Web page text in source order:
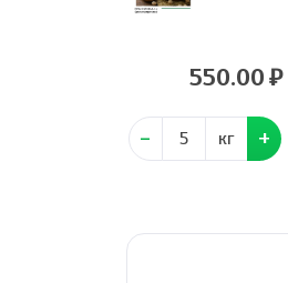
550.00
кг